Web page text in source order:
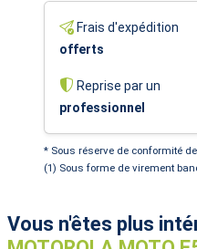
Frais d'expédition
offerts
Reprise par un
professionnel
* Sous réserve de conformité
(1) Sous forme de virement
Vous n'êtes plus